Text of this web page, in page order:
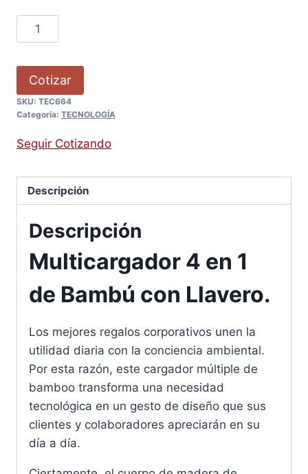
Cotizar
SKU: TEC664
Categoría: TECNOLOGÍA
Seguir Cotizando
Descripción
Descripción
Multicargador 4 en 1
de Bambú con Llavero.
Los mejores regalos corporativos unen la
utilidad diaria con la conciencia ambiental.
Por esta razón, este cargador múltiple de
bamboo transforma una necesidad
tecnológica en un gesto de diseño que sus
clientes y colaboradores apreciarán en su
día a día.